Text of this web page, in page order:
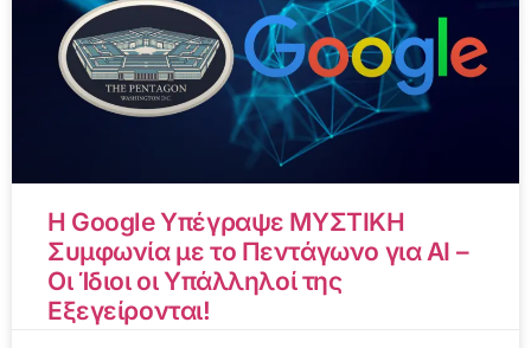
Η Google Υπέγραψε ΜΥΣΤΙΚΗ
Συμφωνία με το Πεντάγωνο για AI –
Οι Ίδιοι οι Υπάλληλοί της
Εξεγείρονται!